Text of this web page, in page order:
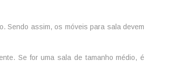
Sendo assim, os móveis para sala devem
Se for uma sala de tamanho médio, é